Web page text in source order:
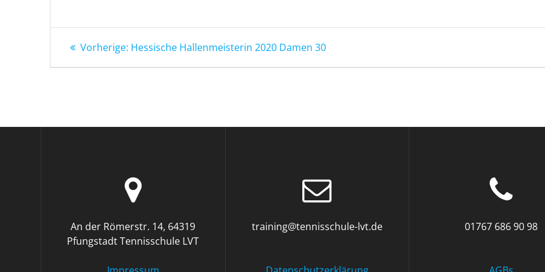
Beitragsnavigation
Vorherige: Vorheriger
Hessische Hallenmeisterin 2020 Damen 30
An der Römerstr. 14, 64319
Pfungstadt Tennisschule LVT
training@tennisschule-lvt.de 01767 686 90 98